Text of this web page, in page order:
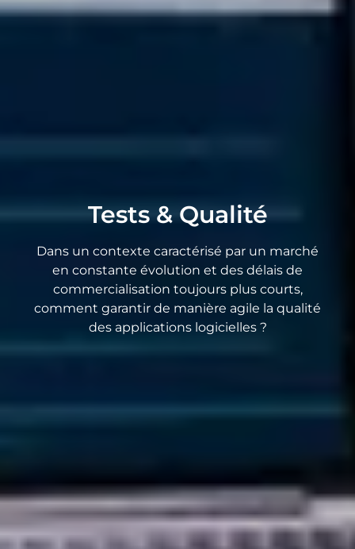
Tests & Qualité
Dans un contexte caractérisé par un marché
en constante évolution et des délais de
commercialisation toujours plus courts,
comment garantir de manière agile la qualité
des applications logicielles ?